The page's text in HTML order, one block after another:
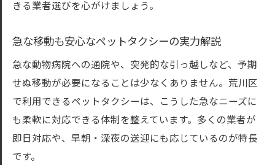
きる業者選びを心がけましょう。
急な移動も安心なペットタクシーの実力解説
急な動物病院への通院や、突発的な引っ越しなど、予期
せぬ移動が必要になることは少なくありません。荒川区
で利用できるペットタクシーは、こうした急なニーズに
も柔軟に対応できる体制を整えています。多くの業者が
即日対応や、早朝・深夜の送迎にも応じているのが特長
です。